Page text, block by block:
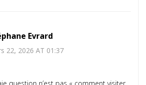
Evrard
22, 2026 AT 01:37